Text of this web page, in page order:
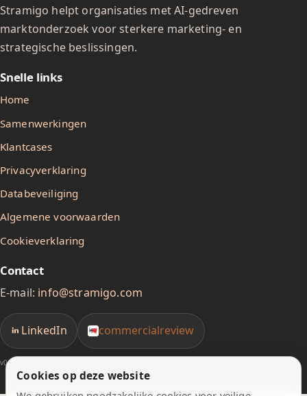
Cookies op deze website
Stramigo helpt organisaties met AI-gedreven
marktonderzoek voor sterkere marketing- en
strategische beslissingen.
Snelle links
Home
Samenwerkingen
Klantcases
Privacyverklaring
Databeveiliging
Algemene voorwaarden
Cookieverklaring
Contact
E-mail: info@stramigo.com
LinkedIn commercialreview
v0.1.1